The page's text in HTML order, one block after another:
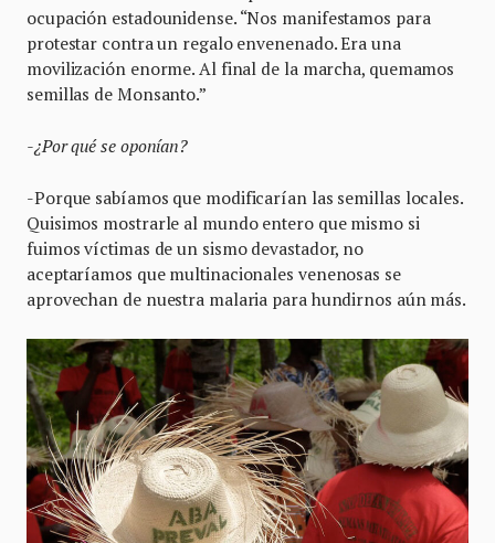
ocupación estadounidense. “Nos manifestamos para
protestar contra un regalo envenenado. Era una
movilización enorme. Al final de la marcha, quemamos
semillas de Monsanto.”
-¿Por qué se oponían?
-Porque sabíamos que modificarían las semillas locales.
Quisimos mostrarle al mundo entero que mismo si
fuimos víctimas de un sismo devastador, no
aceptaríamos que multinacionales venenosas se
aprovechan de nuestra malaria para hundirnos aún más.